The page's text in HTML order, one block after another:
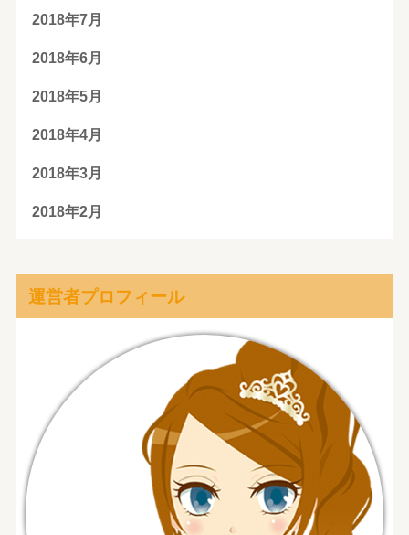
2018年7月
2018年6月
2018年5月
2018年4月
2018年3月
2018年2月
運営者プロフィール